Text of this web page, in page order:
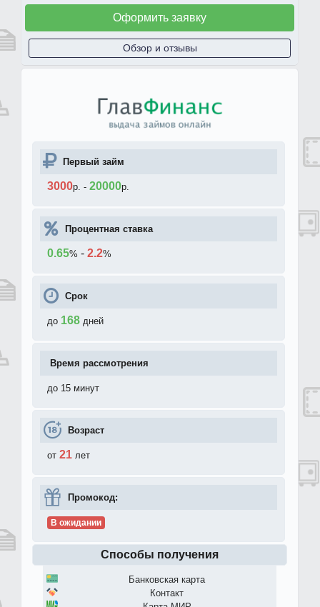
Оформить заявку
Обзор и отзывы
Первый займ
3000р. - 20000р.
Процентная ставка
0.65% - 2.2%
Срок
до 168 дней
Время рассмотрения
до 15 минут
Возраст
от 21 лет
Промокод:
В ожидании
Способы получения
Банковская карта
Контакт